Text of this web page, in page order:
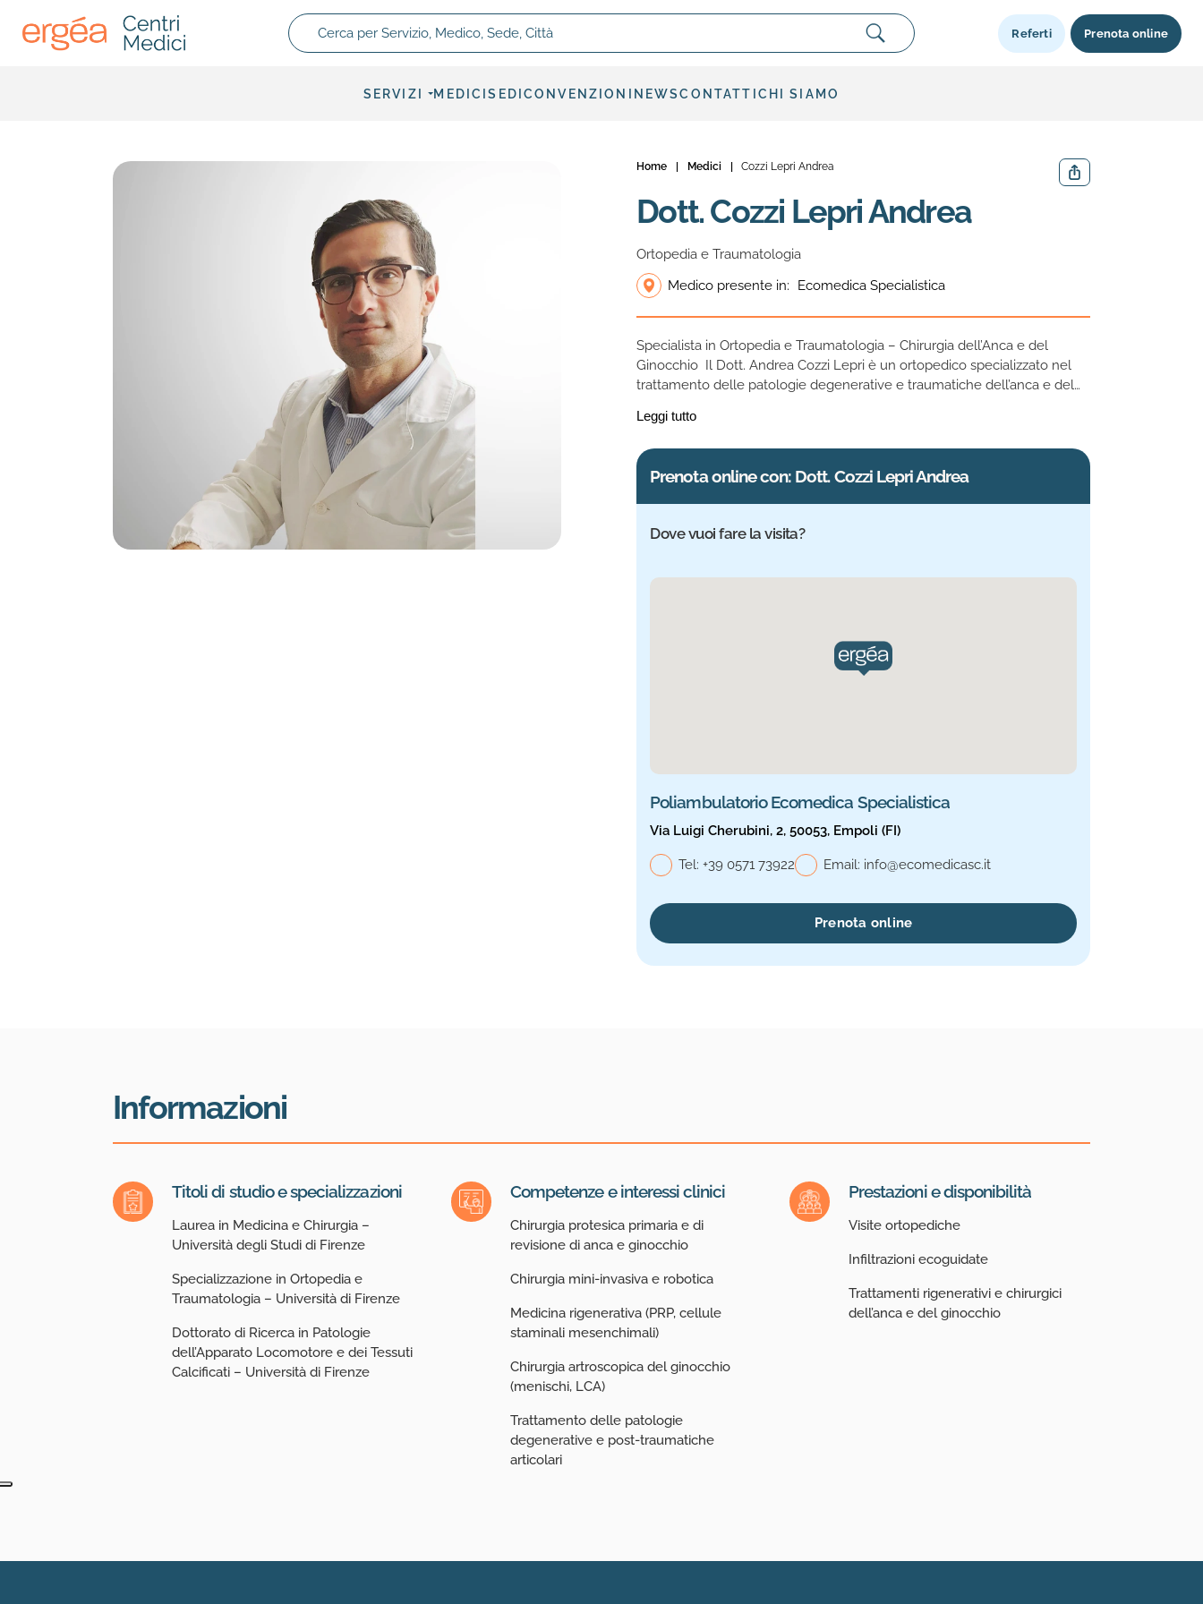
Cerca per Servizio, Medico, Sede, Città
Referti Prenota online
SERVIZI MEDICISEDI CONVENZIONI NEWSCONTATTI CHI SIAMO
Home Medici Cozzi Lepri Andrea Condividi
Dott. Cozzi Lepri Andrea
Ortopedia e Traumatologia
Medico presente in:
Ecomedica Specialistica
Specialista in Ortopedia e Traumatologia – Chirurgia dell’Anca e del
Ginocchio Il Dott. Andrea Cozzi Lepri è un ortopedico specializzato nel
trattamento delle patologie degenerative e traumatiche dell’anca e del
tecniche robotiche e terapie rigenerative. La sua formazione si è svolta
Leggi tutto
Prenota online con: Dott. Cozzi Lepri Andrea
Dove vuoi fare la visita?
Poliambulatorio Ecomedica Specialistica
Via Luigi Cherubini, 2, 50053, Empoli (FI)
Tel:Telefono generale, Ecomedica Specialistica
+39 0571 73922 Email: info@ecomedicasc.it
Prenota online
Informazioni
Titoli di studio e specializzazioni
Laurea in Medicina e Chirurgia –
Università degli Studi di Firenze
Specializzazione in Ortopedia e
Traumatologia – Università di Firenze
Dottorato di Ricerca in Patologie
dell’Apparato Locomotore e dei Tessuti
Calcificati – Università di Firenze
Competenze e interessi clinici
Chirurgia protesica primaria e di
revisione di anca e ginocchio
Chirurgia mini-invasiva e robotica
Medicina rigenerativa (PRP, cellule
staminali mesenchimali)
Chirurgia artroscopica del ginocchio
(menischi, LCA)
Trattamento delle patologie
degenerative e post-traumatiche
articolari
Prestazioni e disponibilità
Visite ortopediche
Infiltrazioni ecoguidate
Trattamenti rigenerativi e chirurgici
dell’anca e del ginocchio